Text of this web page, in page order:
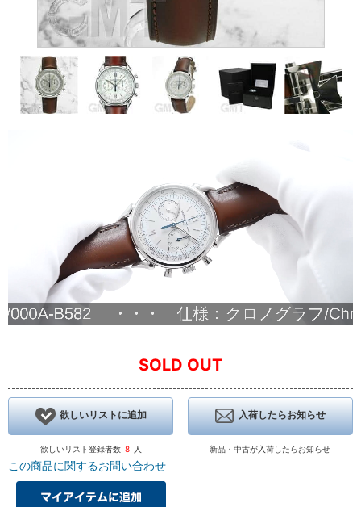
SOLD OUT
欲しいリストに追加
欲しいリスト登録者数 8 人
入荷したらお知らせ
新品・中古が入荷したらお知らせ
この商品に関するお問い合わせ